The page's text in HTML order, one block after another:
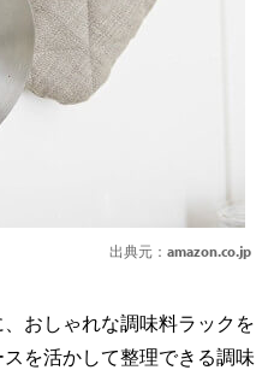
出典元： amazon.co.jp
おしゃれな調味料ラックを
を活かして整理できる調味